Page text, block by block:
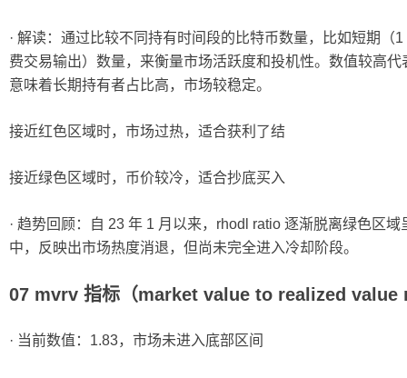
· 解读：通过比较不同持有时间段的比特币数量，比如短期（
费交易输出）数量，来衡量市场活跃度和投机性。数值较高
意味着长期持有者占比高，市场较稳定。
接近红色区域时，市场过热，适合获利了结
接近绿色区域时，币价较冷，适合抄底买入
· 趋势回顾：自 23 年 1 月以来，rhodl ratio 逐渐脱离绿色区
中，反映出市场热度消退，但尚未完全进入冷却阶段。
07 mvrv 指标（market value to realized value
· 当前数值：1.83，市场未进入底部区间